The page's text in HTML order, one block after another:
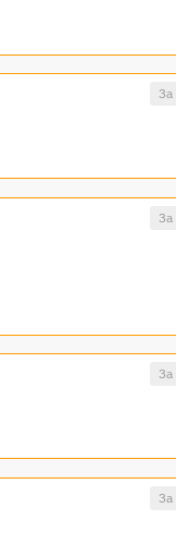
За
За
За
За